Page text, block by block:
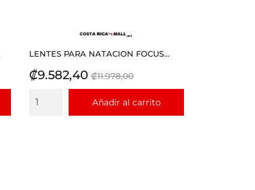
LENTES PARA NATACION FOCUS...
Precio
₡9.582,40 Precio
base
₡11.978,00
Añadir al carrito